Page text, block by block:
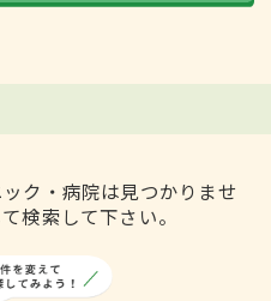
ク・病院は見つかりませ
検索して下さい。